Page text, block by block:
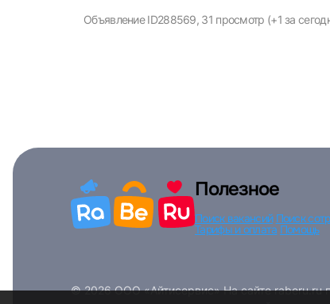
Объявление ID288569, 31 просмотр (+1 за
Полезное
Поиск вакансий Поиск
Тарифы и оплата Помощь
© 2026 ООО «Айтисервис» На сайте raberu.ru